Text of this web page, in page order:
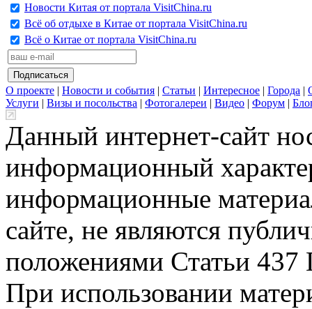
Новости Китая от портала VisitChina.ru
Всё об отдыхе в Китае от портала VisitChina.ru
Всё о Китае от портала VisitChina.ru
О проекте | Новости и события | Статьи | Интересное | Города |
Услуги | Визы и посольства | Фотогалереи | Видео | Форум |
Данный интернет-сайт
информационный
информационные
сайте, не являются
положениями Статьи 437
При использовании